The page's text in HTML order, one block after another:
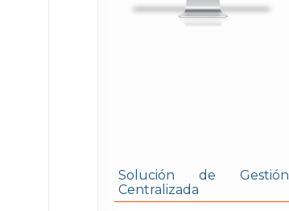
Solución de Gestión
Centralizada